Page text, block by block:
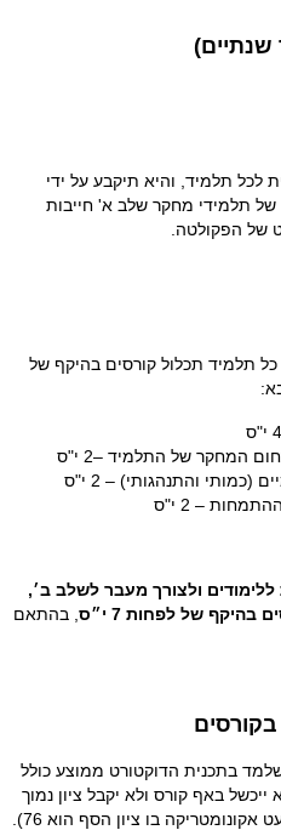
שנתיים)
לכל תלמיד, והיא תיקבע על ידי
של תלמידי מחקר שלב א' חייבות
של הפקולטה
תלמיד תכלול קורסים בהיקף של
:
המחקר של התלמיד –2 י"ס
(כמותי והתנהגותי) – 2 י"ס
– 2 י"ס
ולצורך מעבר לשלב ב׳,
של לפחות 7 י״ס
, בהתאם
בתכנית הדוקטורט ממוצע כולל
ובתנאי שלא ייכשל באף קורס ולא יקבל ציון נמוך
מ-80 ביותר מקורס אחד (למעט אקונומטריקה בו ציון הסף הוא 76).